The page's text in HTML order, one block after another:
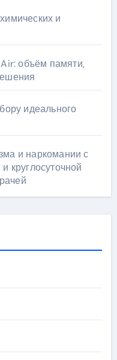
и
объём памяти,
идеального
и наркомании с
круглосуточной